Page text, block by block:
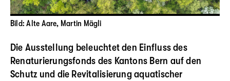
Bild: Alte Aare, Martin Mägli
Die Ausstellung beleuchtet den Einfluss des
Renaturierungsfonds des Kantons Bern auf den
Schutz und die Revitalisierung aquatischer